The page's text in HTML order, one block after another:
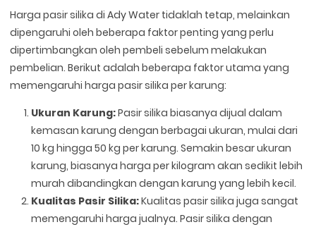
Harga pasir silika di Ady Water tidaklah tetap, melainkan
dipengaruhi oleh beberapa faktor penting yang perlu
dipertimbangkan oleh pembeli sebelum melakukan
pembelian. Berikut adalah beberapa faktor utama yang
memengaruhi harga pasir silika per karung:
Ukuran Karung:Pasir silika biasanya dijual dalam
kemasan karung dengan berbagai ukuran, mulai dari
10 kg hingga 50 kg per karung. Semakin besar ukuran
karung, biasanya harga per kilogram akan sedikit lebih
murah dibandingkan dengan karung yang lebih kecil.
Kualitas Pasir Silika:Kualitas pasir silika juga sangat
memengaruhi harga jualnya. Pasir silika dengan